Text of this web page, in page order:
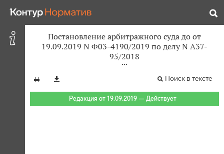
Постановление арбитражного суда до от
19.09.2019 N Ф03-4190/2019 по делу N А37-
95/2018
Поиск в тексте
Редакция от 19.09.2019 — Действует